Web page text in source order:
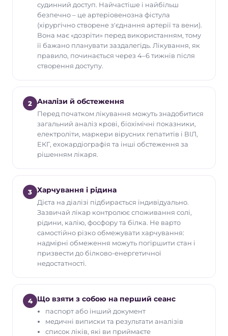
судинний доступ. Найчастіше і найбільш
безпечно – це артеріовенозна фістула
(хірургічно створене з'єднання артерії та вени).
Вона має «дозріти» перед використанням, тому
її бажано планувати заздалегідь. Лікування, як
правило, починається через 4–6 тижнів після
створення доступу.
2 Аналізи й обстеження
Перед початком лікування можуть знадобитися
загальний аналіз крові, біохімічні показники,
електроліти, маркери вірусних гепатитів і ВІЛ,
ЕКГ, ехокардіографія та інші обстеження за
рішенням лікаря.
3 Харчування і рідина
Дієта на діалізі підбирається індивідуально.
Зазвичай лікар контролює споживання солі,
рідини, калію, фосфору та білка. Не варто
самостійно різко обмежувати харчування:
надмірні обмеження можуть погіршити стан і
призвести до білково-енергетичної
недостатності.
4 Що взяти з собою на перший сеанс
паспорт або інший документ
медичні виписки та результати аналізів
список ліків, які ви приймаєте